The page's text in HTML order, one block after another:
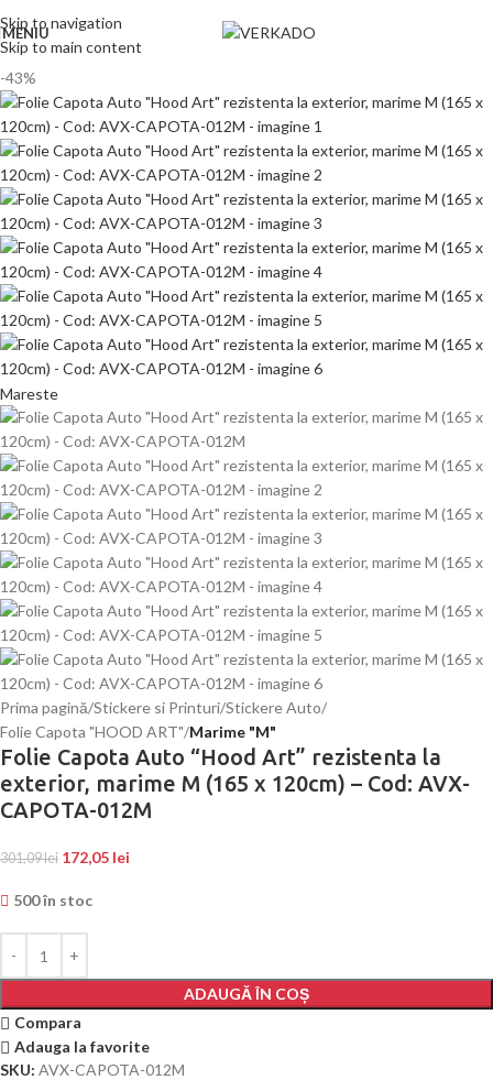
Skip to navigation
Skip to main content
MENIU
-43%
Mareste
Prima pagină Stickere si Printuri Stickere Auto
Folie Capota "HOOD ART" Marime "M"
Folie Capota Auto “Hood Art” rezistenta la
exterior, marime M (165 x 120cm) – Cod: AVX-
CAPOTA-012M
301,09lei 172,05 lei
500 în stoc
ADAUGĂ ÎN COȘ
Compara
Adauga la favorite
SKU: AVX-CAPOTA-012M